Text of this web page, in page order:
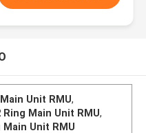
Unit RMU,
Ring Main Unit RMU,
Main Unit RMU